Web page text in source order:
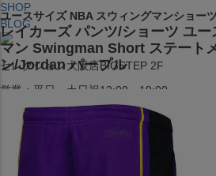
SHOP
BLOG
セレクション大阪店BIGSTEP 2F
営業：平日・土日祝12:00～19:00
〒542-008
大阪府大阪市中央区西心斎橋1丁目6番14号
TEL:06-4708-3300
ユースサイズ NBA スウィングマンショー
レイカーズ パンツ/ショーツ ユ
マン Swingman Short ステート
ン/Jordan パープル